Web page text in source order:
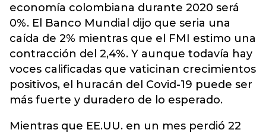
economía colombiana durante 2020 será
0%. El Banco Mundial dijo que seria una
caída de 2% mientras que el FMI estimo una
contracción del 2,4%. Y aunque todavía hay
voces calificadas que vaticinan crecimientos
positivos, el huracán del Covid-19 puede ser
más fuerte y duradero de lo esperado.
Mientras que EE.UU. en un mes perdió 22